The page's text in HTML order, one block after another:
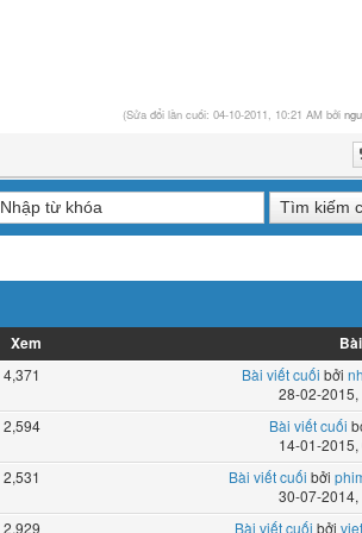
(Sửa đổi lần cuối: 04-10-2011, 10:21 AM bởi
Xem
4,371 Bài viết cuối bởi
28-02-2015,
2,594 Bài viết cuối
14-01-2015,
2,531 Bài viết cuối bởi
30-07-2014,
2,929 Bài viết cuối bởi